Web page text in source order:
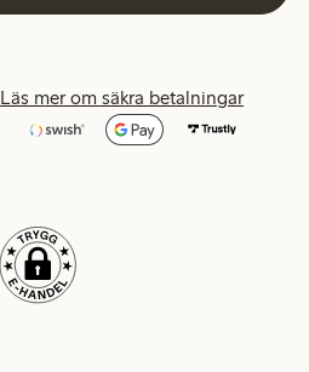
Läs mer om säkra betalningar